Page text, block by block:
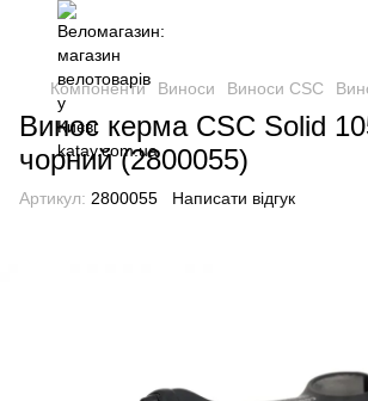
Компоненти Виноси Виноси CSC
Винос керма CSC Solid
чорний (2800055)
Артикул: 2800055 Написати відгук